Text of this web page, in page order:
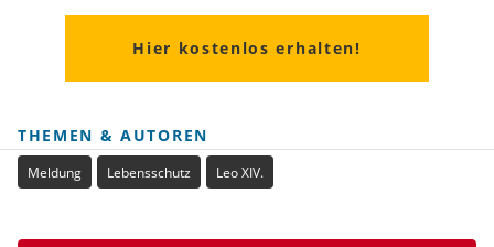
Hier kostenlos erhalten!
THEMEN & AUTOREN
Meldung Lebensschutz Leo XIV.